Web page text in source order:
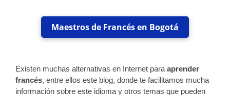
Maestros de Francés en Bogotá
Existen muchas alternativas en Internet para aprender
francés, entre ellos este blog, donde te facilitamos mucha
información sobre este idioma y otros temas que pueden